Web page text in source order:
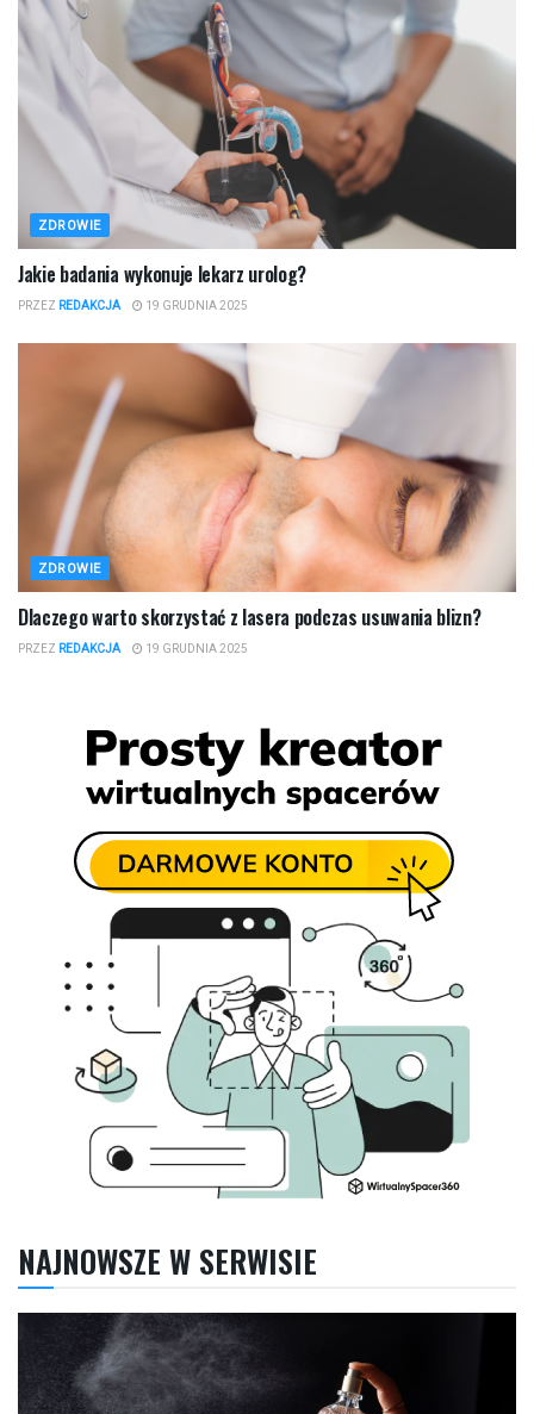
ZDROWIE
Jakie badania wykonuje lekarz urolog?
PRZEZ REDAKCJA 19 GRUDNIA 2025
ZDROWIE
Dlaczego warto skorzystać z lasera podczas usuwania blizn?
PRZEZ REDAKCJA 19 GRUDNIA 2025
NAJNOWSZE W SERWISIE